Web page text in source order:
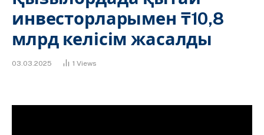
инвесторларымен ₸10,8
млрд келісім жасалды
03.03.2025 1 Views